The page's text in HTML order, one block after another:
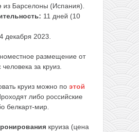
из Барселоны (Испания).
11 дней (10
декабря 2023.
размещение от
за круиз.
круиз можно по этой
либо российские
белкарт-мир.
круиза (цена